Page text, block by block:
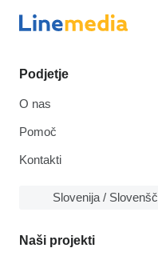
Podjetje
O nas
Pomoč
Kontakti
Slovenija /
Naši projekti